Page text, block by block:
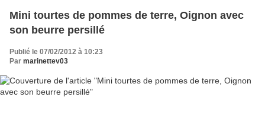
Mini tourtes de pommes de terre, Oignon avec
son beurre persillé
Publié le 07/02/2012 à 10:23
Par marinettev03